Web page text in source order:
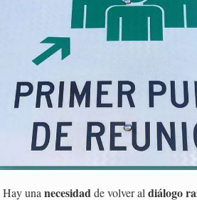
Hay unanecesidadde volver aldiálogo